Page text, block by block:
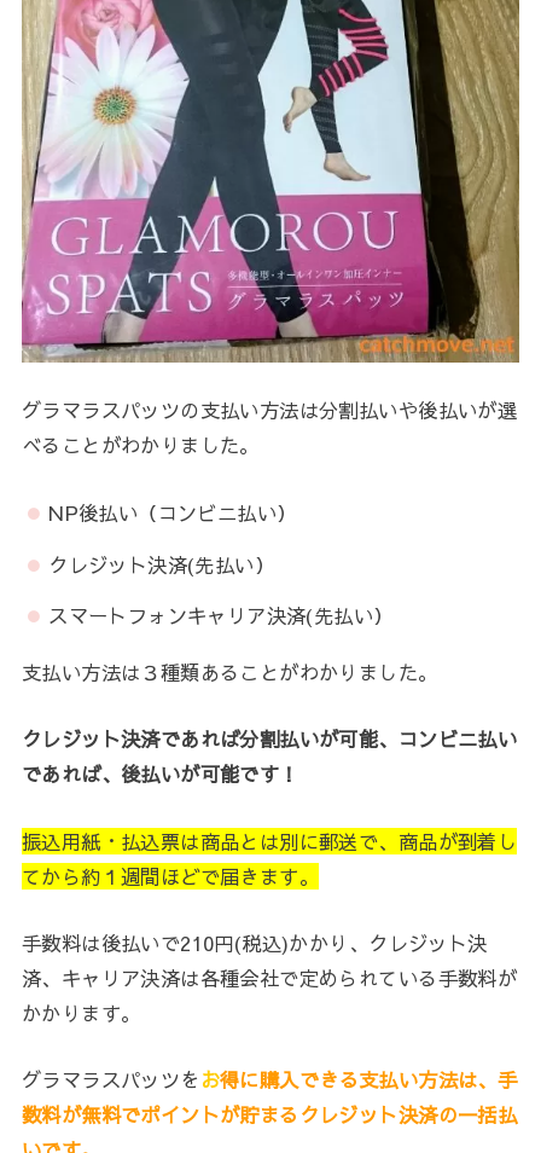
グラマラスパッツの支払い方法は分割払いや後払いが選
べることがわかりました。
NP後払い（コンビニ払い）
クレジット決済(先払い）
スマートフォンキャリア決済(先払い）
支払い方法は３種類あることがわかりました。
クレジット決済であれば分割払いが可能、 コンビニ払い
であれば、後払いが可能です！
振込用紙・払込票は商品とは別に郵送で、商品が到着し
てから約１週間ほどで届きます。
手数料は後払いで210円(税込)かかり、クレジット決
済、キャリア決済は各種会社で定められている手数料が
かかります。
グラマラスパッツを お得に購入できる支払い方法は、手
数料が無料でポイントが貯まるクレジット決済の一括払